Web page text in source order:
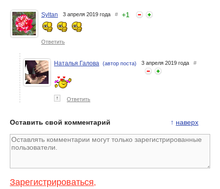
Syltan 3 апреля 2019 года # +1
Ответить
Наталья Галова (автор поста) 3 апреля 2019 года #
↑ Ответить
↑ наверх
Оставить свой комментарий
Зарегистрироваться,